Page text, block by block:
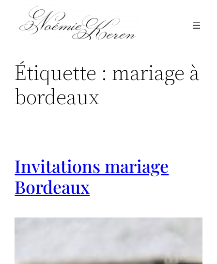
contenu
Étiquette : mariage à
bordeaux
Invitations mariage
Bordeaux